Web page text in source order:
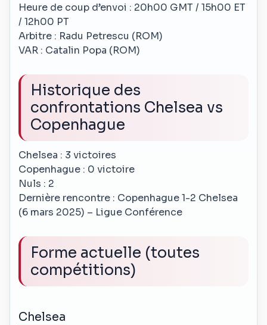
Heure de coup d’envoi : 20h00 GMT / 15h00 ET
/ 12h00 PT
Arbitre : Radu Petrescu (ROM)
VAR : Catalin Popa (ROM)
Historique des
confrontations Chelsea vs
Copenhague
Chelsea : 3 victoires
Copenhague : 0 victoire
Nuls : 2
Dernière rencontre : Copenhague 1-2 Chelsea
(6 mars 2025) – Ligue Conférence
Forme actuelle (toutes
compétitions)
Chelsea